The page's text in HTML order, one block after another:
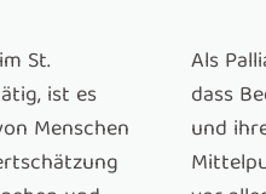
St.
ist es
Menschen
Als
dass
und